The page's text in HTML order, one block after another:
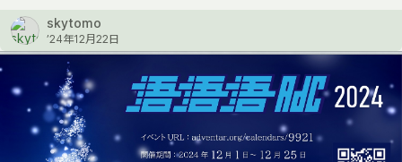
skytomo
’24年12月22日